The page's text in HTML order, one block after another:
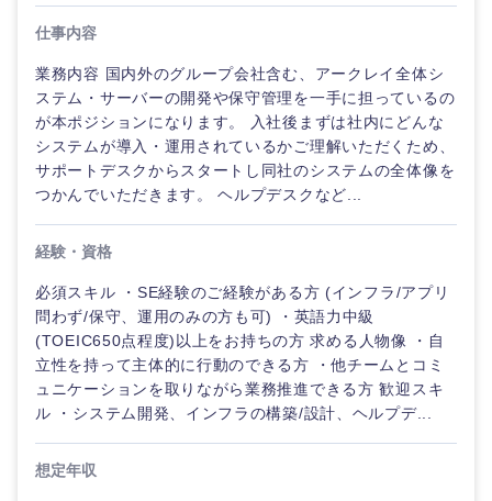
大阪府
奈良県 和歌山県
仕事内容
業務内容 国内外のグループ会社含む、アークレイ全体シ
ステム・サーバーの開発や保守管理を一手に担っているの
が本ポジションになります。 入社後まずは社内にどんな
システムが導入・運用されているかご理解いただくため、
サポートデスクからスタートし同社のシステムの全体像を
つかんでいただきます。 ヘルプデスクなど...
経験・資格
必須スキル ・SE経験のご経験がある方 (インフラ/アプリ
問わず/保守、運用のみの方も可) ・英語力中級
(TOEIC650点程度)以上をお持ちの方 求める人物像 ・自
立性を持って主体的に行動のできる方 ・他チームとコミ
ュニケーションを取りながら業務推進できる方 歓迎スキ
ル ・システム開発、インフラの構築/設計、ヘルプデ...
想定年収